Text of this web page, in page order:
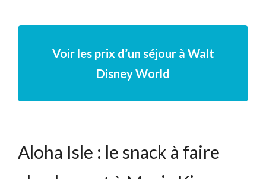
Voir les prix d’un séjour à Walt
Disney World
Aloha Isle : le snack à faire